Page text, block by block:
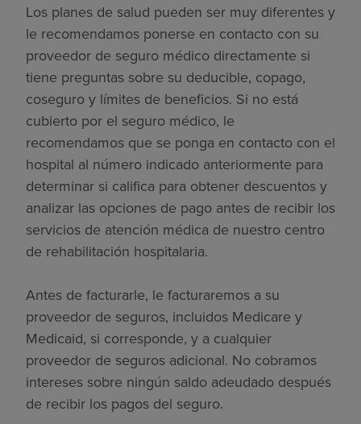
Los planes de salud pueden ser muy diferentes y
le recomendamos ponerse en contacto con su
proveedor de seguro médico directamente si
tiene preguntas sobre su deducible, copago,
coseguro y límites de beneficios. Si no está
cubierto por el seguro médico, le
recomendamos que se ponga en contacto con el
hospital al número indicado anteriormente para
determinar si califica para obtener descuentos y
analizar las opciones de pago antes de recibir los
servicios de atención médica de nuestro centro
de rehabilitación hospitalaria.
Antes de facturarle, le facturaremos a su
proveedor de seguros, incluidos Medicare y
Medicaid, si corresponde, y a cualquier
proveedor de seguros adicional. No cobramos
intereses sobre ningún saldo adeudado después
de recibir los pagos del seguro.